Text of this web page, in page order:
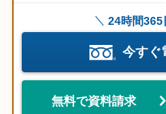
24時間365
今すぐ
無料で資料請求